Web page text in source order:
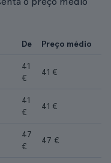
De Preço médio
41
€
41 €
41
€
41 €
47
€
47 €